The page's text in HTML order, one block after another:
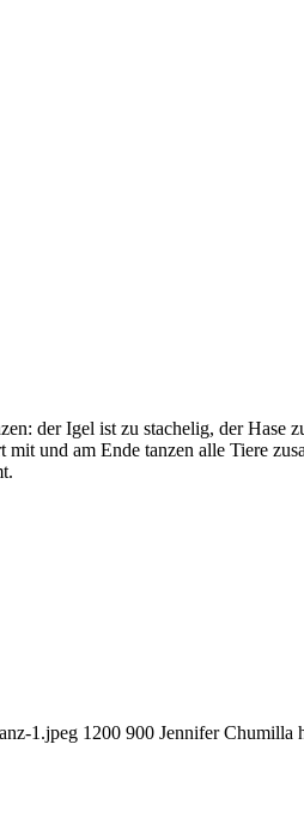
der Igel ist zu stachelig, der
und am Ende tanzen alle Tiere
1.jpeg 1200 900 Jennifer Chumilla